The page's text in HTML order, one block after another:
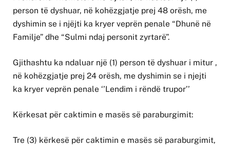
person të dyshuar, në kohëzgjatje prej 48 orësh, me
dyshimin se i njëjti ka kryer veprën penale “Dhunë në
Familje” dhe “Sulmi ndaj personit zyrtarë”.
Gjithashtu ka ndaluar një (1) person të dyshuar i mitur ,
në kohëzgjatje prej 24 orësh, me dyshimin se i njejti
ka kryer veprën penale ‘’Lendim i rëndë trupor’’
Kërkesat për caktimin e masës së paraburgimit:
Tre (3) kërkesë për caktimin e masës së paraburgimit,